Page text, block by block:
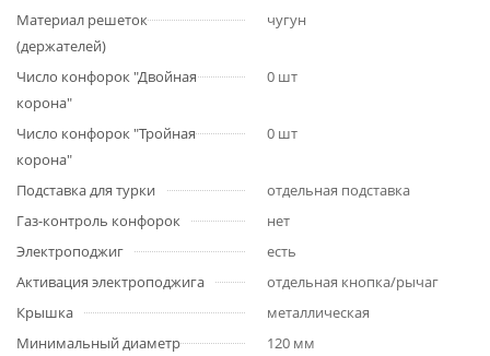
Материал решеток
(держателей)
чугун
Число конфорок "Двойная
корона"
0 шт
Число конфорок "Тройная
корона"
0 шт
Подставка для турки
отдельная подставка
Газ-контроль конфорок
нет
Электроподжиг
есть
Активация электроподжига
отдельная кнопка/рычаг
Крышка
металлическая
Минимальный диаметр
120 мм